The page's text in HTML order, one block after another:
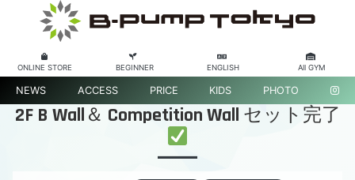
ONLINE STORE BEGINNER ENGLISH All GYM
NEWS ACCESS PRICE KIDS PHOTO
2F B Wall＆ Competition Wall セット完了